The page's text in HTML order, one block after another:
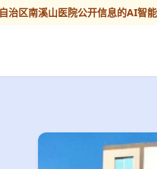
治区南溪山医院公开信息的AI智